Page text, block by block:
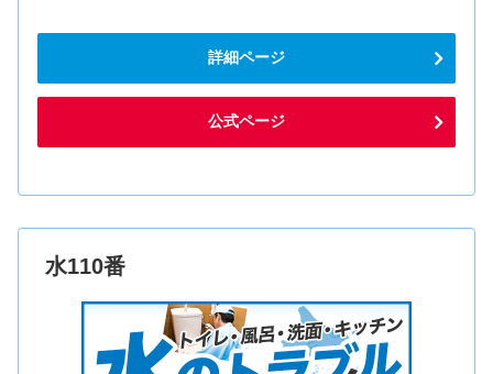
詳細ページ
公式ページ
水110番